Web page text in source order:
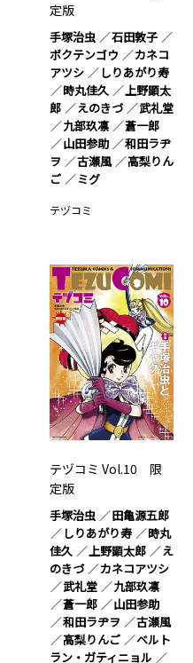
定版
手塚治虫
石田敦子
ボクテンゴウ
カネコ
アツシ
しりあがり寿
時丸佳久
上野顕太
郎
えのきづ
武礼堂
九部玖凛
蒼一郎
山田参助
和田ラヂ
ヲ
古瀬風
高梨りん
ご
ミグ
テヅコミ
テヅコミ Vol.10 限
定版
手塚治虫
田亀源五郎
しりあがり寿
時丸
佳久
上野顕太郎
え
のきづ
カネコアツシ
武礼堂
九部玖凛
蒼一郎
山田参助
和田ラヂヲ
古瀬風
高梨りんご
ベルト
ラン・ガティニョル